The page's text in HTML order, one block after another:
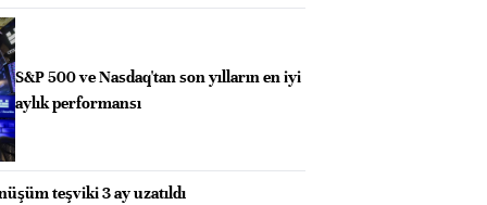
S&P 500 ve Nasdaq'tan son yılların en iyi
aylık performansı
teşviki 3 ay uzatıldı